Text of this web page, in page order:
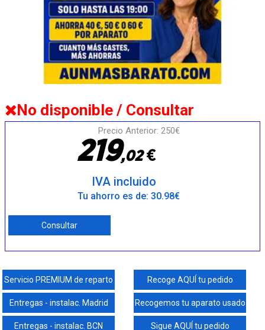
No disponible / Consultar
Precio Anterior: 250€
219,02€
IVA incluido
Tu ahorro es de: 30.98€
Consultar
Servicio PREMIUM de reparto Recoge AQUÍ tu pedido
Entregas - instalac. Madrid Recogemos tu aparato usado
Entregas - instalac. BCN Sigue AQUÍ tu pedido